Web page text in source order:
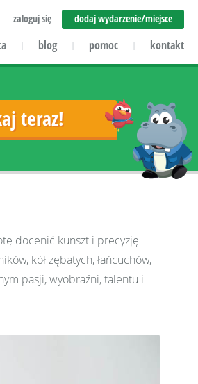
zaloguj się dodaj wydarzenie/miejsce
| blog | pomoc | kontakt
docenić kunszt i precyzję
kół zębatych, łańcuchów,
pasji, wyobraźni, talentu i